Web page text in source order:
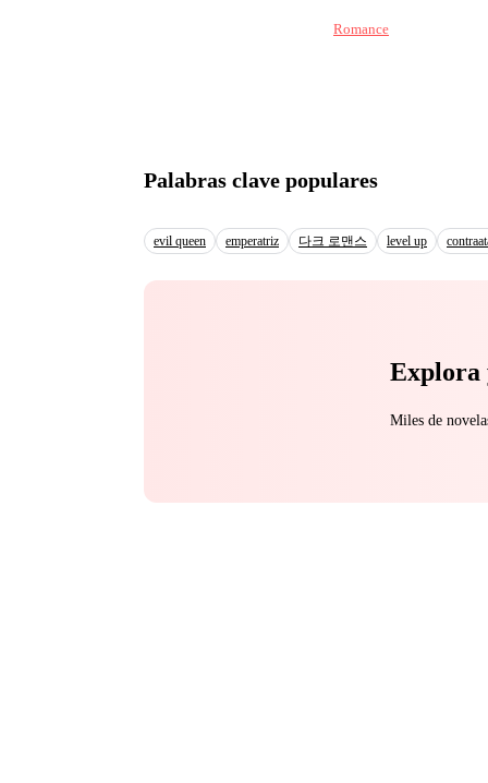
para interponersse en
que sea demasiado tarde. En este mismo libro encuentras las DOS TEMPORADAS. Primeros
Romance
Palabras clave populares
evil queen emperatriz 다크 로맨스 level up
Explora
Miles de